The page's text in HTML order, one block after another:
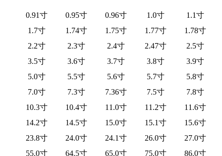
0.91寸 0.95寸 0.96寸 1.0寸
1.1寸
1.7寸
1.74寸 1.75寸 1.77寸
1.78寸
2.2寸
2.3寸 2.4寸 2.47寸
2.5寸
3.5寸
3.6寸 3.7寸 3.8寸
3.9寸
5.0寸
5.5寸 5.6寸 5.7寸
5.8寸
7.0寸
7.3寸 7.36寸 7.5寸
7.8寸
10.3寸
10.4寸 11.0寸 11.2寸
11.6寸
14.2寸
14.5寸 15.0寸 15.1寸
15.6寸
23.8寸
24.0寸 24.1寸 26.0寸
27.0寸
55.0寸
64.5寸 65.0寸 75.0寸 86.0寸